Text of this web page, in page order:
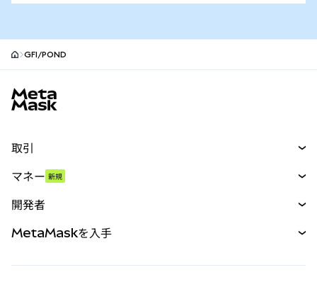
GFI/POND
取引
パーペチュアル
RWA
マネー 新規
開発者
MetaMaskを入手